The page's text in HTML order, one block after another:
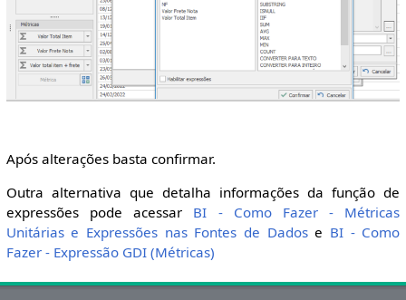
Após alterações basta confirmar.
Outra alternativa que detalha informações da função de
expressões pode acessar BI - Como Fazer - Métricas
Unitárias e Expressões nas Fontes de Dadose BI - Como
Fazer - Expressão GDI (Métricas)